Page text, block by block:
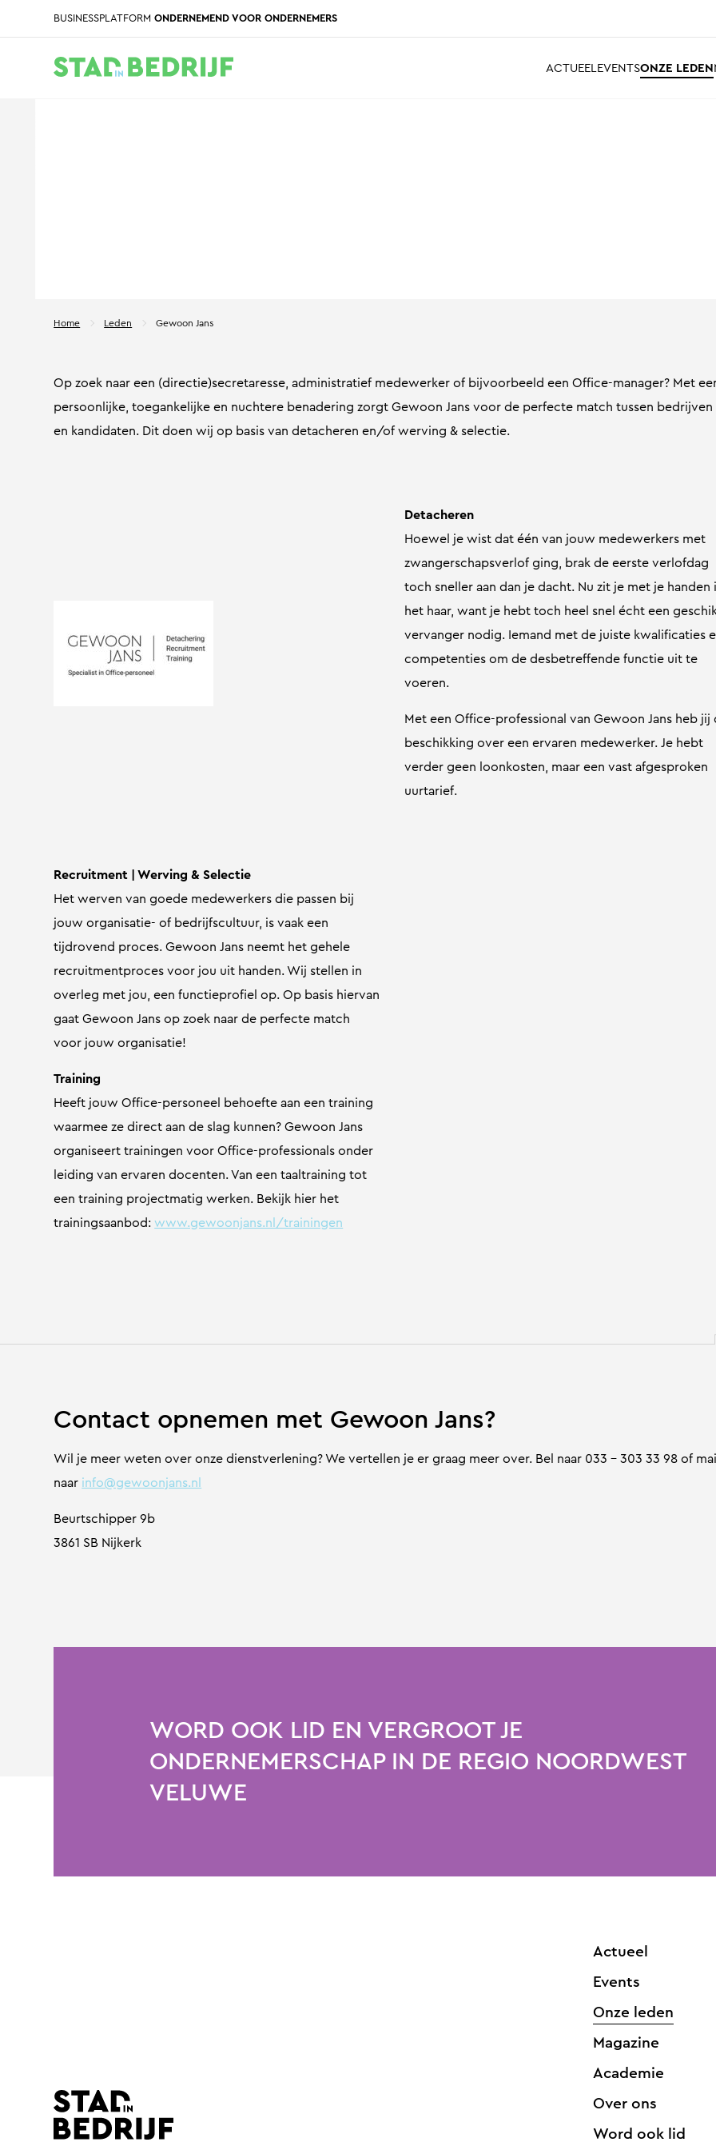
BUSINESSPLATFORMONDERNEMEND VOOR ONDERNEMERS
ACTUEELEVENTSONZE LEDEN
Home Leden Gewoon Jans
Op zoek naar een (directie)secretaresse, administratief medewerker of bijvoorbeeld een Office-manager? Met
persoonlijke, toegankelijke en nuchtere benadering zorgt Gewoon Jans voor de perfecte match tussen bedrijven
en kandidaten. Dit doen wij op basis van detacheren en/of werving & selectie.
Detacheren
Hoewel je wist dat één van jouw medewerkers met
zwangerschapsverlof ging, brak de eerste verlofdag
toch sneller aan dan je dacht. Nu zit je met je handen
het haar, want je hebt toch heel snel écht een
vervanger nodig. Iemand met de juiste kwalificaties
competenties om de desbetreffende functie uit te
voeren.
Met een Office-professional van Gewoon Jans heb jij
beschikking over een ervaren medewerker. Je hebt
verder geen loonkosten, maar een vast afgesproken
uurtarief.
Recruitment | Werving & Selectie
Het werven van goede medewerkers die passen bij
jouw organisatie- of bedrijfscultuur, is vaak een
tijdrovend proces. Gewoon Jans neemt het gehele
recruitmentproces voor jou uit handen. Wij stellen in
overleg met jou, een functieprofiel op. Op basis hiervan
gaat Gewoon Jans op zoek naar de perfecte match
voor jouw organisatie!
Training
Heeft jouw Office-personeel behoefte aan een training
waarmee ze direct aan de slag kunnen? Gewoon Jans
organiseert trainingen voor Office-professionals onder
leiding van ervaren docenten. Van een taaltraining tot
een training projectmatig werken. Bekijk hier het
trainingsaanbod:www.gewoonjans.nl/trainingen
Contact opnemen met Gewoon Jans?
Wil je meer weten over onze dienstverlening? We vertellen je er graag meer over. Bel naar 033 – 303 33 98 of
naar info@gewoonjans.nl
Beurtschipper 9b
3861 SB Nijkerk
WORD OOK LID EN VERGROOT JE
ONDERNEMERSCHAP IN DE REGIO NOORDWEST
VELUWE
Actueel
Events
Onze leden
Magazine
Academie
Over ons
Word ook lid